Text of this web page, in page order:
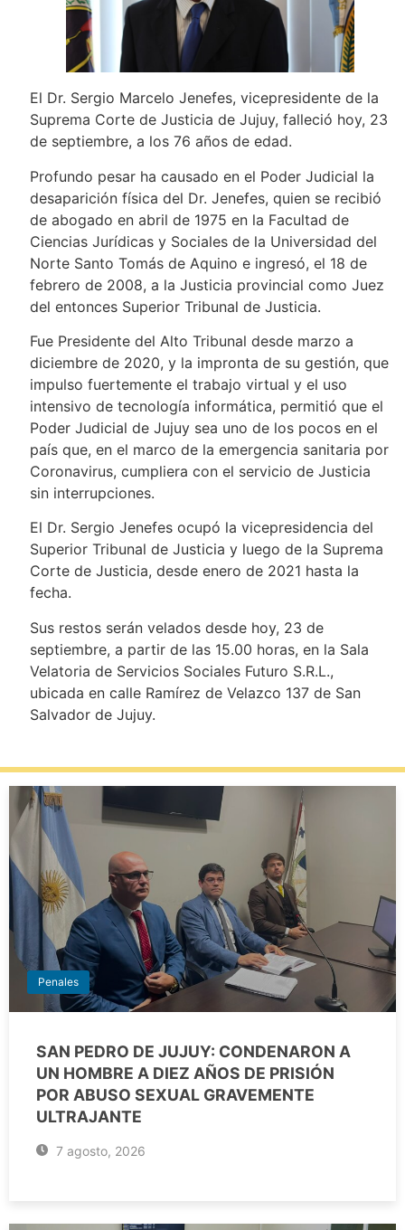
El Dr. Sergio Marcelo Jenefes, vicepresidente de la
Suprema Corte de Justicia de Jujuy, falleció hoy, 23
de septiembre, a los 76 años de edad.
Profundo pesar ha causado en el Poder Judicial la
desaparición física del Dr. Jenefes, quien se recibió
de abogado en abril de 1975 en la Facultad de
Ciencias Jurídicas y Sociales de la Universidad del
Norte Santo Tomás de Aquino e ingresó, el 18 de
febrero de 2008, a la Justicia provincial como Juez
del entonces Superior Tribunal de Justicia.
Fue Presidente del Alto Tribunal desde marzo a
diciembre de 2020, y la impronta de su gestión, que
impulso fuertemente el trabajo virtual y el uso
intensivo de tecnología informática, permitió que el
Poder Judicial de Jujuy sea uno de los pocos en el
país que, en el marco de la emergencia sanitaria por
Coronavirus, cumpliera con el servicio de Justicia
sin interrupciones.
El Dr. Sergio Jenefes ocupó la vicepresidencia del
Superior Tribunal de Justicia y luego de la Suprema
Corte de Justicia, desde enero de 2021 hasta la
fecha.
Sus restos serán velados desde hoy, 23 de
septiembre, a partir de las 15.00 horas, en la Sala
Velatoria de Servicios Sociales Futuro S.R.L.,
ubicada en calle Ramírez de Velazco 137 de San
Salvador de Jujuy.
Penales
SAN PEDRO DE JUJUY: CONDENARON A
UN HOMBRE A DIEZ AÑOS DE PRISIÓN
POR ABUSO SEXUAL GRAVEMENTE
ULTRAJANTE
7 agosto, 2026